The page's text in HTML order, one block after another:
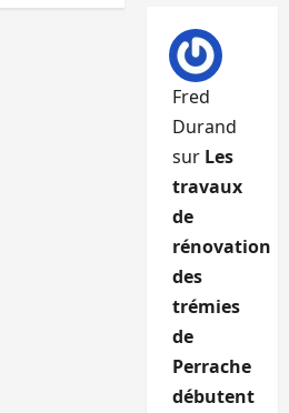
Fred
Durand
sur Les
travaux
de
rénovation
des
trémies
de
Perrache
débutent